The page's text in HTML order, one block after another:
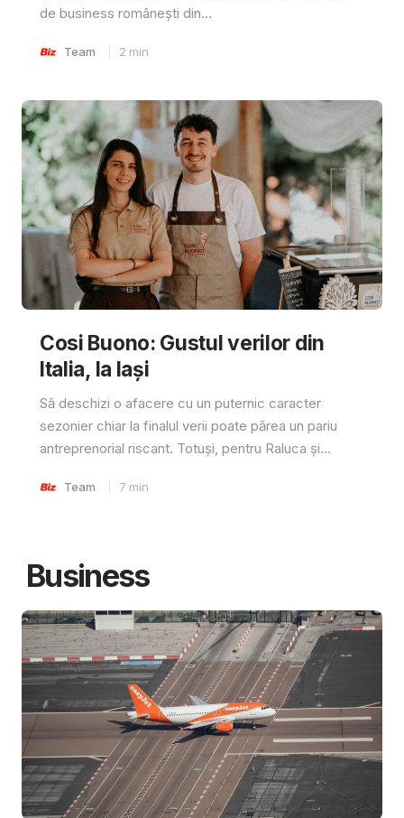
de business românești din...
Team 2 min
Cosi Buono: Gustul verilor din
Italia, la Iași
Să deschizi o afacere cu un puternic caracter
sezonier chiar la finalul verii poate părea un pariu
antreprenorial riscant. Totuși, pentru Raluca și...
Team 7 min
Business